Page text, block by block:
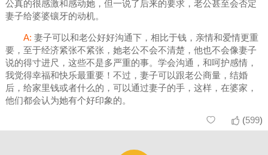
公真的很感激和感动她，但一说了后来的要求，老公甚至会否定
妻子给婆婆镶牙的动机。
A:妻子可以和老公好好沟通下，相比于钱，亲情和爱情更重
要，至于经济紧张不紧张，她老公不会不清楚，他也不会像妻子
说的得寸进尺，这些不是多严重的事。学会沟通，和呵护感情，
我觉得幸福和快乐最重要！不过，妻子可以跟老公商量，结婚
后，给家里钱或者什么的，可以通过妻子的手，这样，在婆家，
他们都会认为她有个好印象的。
 (599)
